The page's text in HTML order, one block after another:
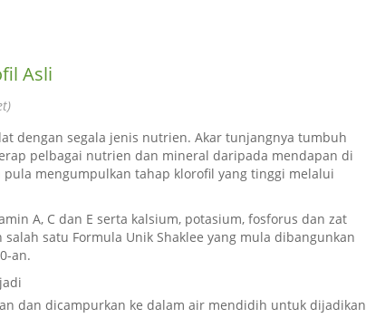
Asli
dengan segala jenis nutrien. Akar tunjangnya tumbuh
pelbagai nutrien dan mineral daripada mendapan di
mengumpulkan tahap klorofil yang tinggi melalui
A, C dan E serta kalsium, potasium, fosforus dan zat
satu Formula Unik Shaklee yang mula dibangunkan
an.
dan dicampurkan ke dalam air mendidih untuk dijadikan